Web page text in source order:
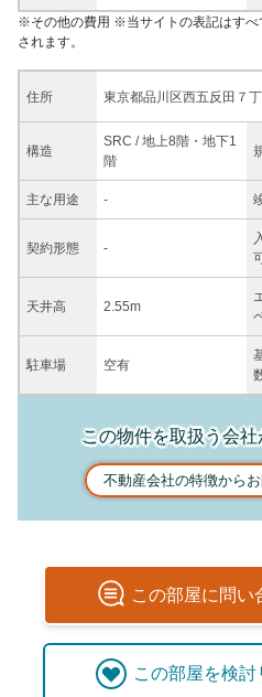
住所 東京都品川区西五反田７
構造
SRC / 地上8階・地下1
階
主な用途 -
契約形態 -
天井高 2.55m
駐車場 空有
※その他の費用 ※当サイトの表記はすべ
されます。
この物件を取扱う会
不動産会社の特徴から
この部屋に問い
この部屋を検討